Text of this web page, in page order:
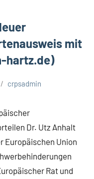
mit
hartz.de)
crpsadmin
Dr. Utz Anhalt
Europäischen Union
Rat und